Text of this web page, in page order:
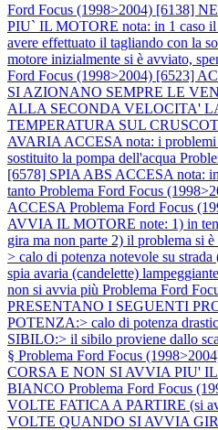
Ford Focus (1998>2004) [6138]
PIU` IL MOTORE nota: in 1 caso
avere effettuato il tagliando con la
motore inizialmente si è avviato,
Ford Focus (1998>2004) [6523]
SI AZIONANO SEMPRE LE
ALLA SECONDA VELOCITA'
TEMPERATURA SUL
AVARIA ACCESA nota: i problemi
sostituito la pompa dell'acqua
[6578] SPIA ABS ACCESA nota:
tanto Problema Ford Focus
ACCESA Problema Ford Focus
AVVIA IL MOTORE note: 1) in
gira ma non parte 2) il problema si
> calo di potenza notevole su
spia avaria (candelette)
non si avvia più Problema Ford
PRESENTANO I SEGUENTI
POTENZA:> calo di potenza
SIBILO:> il sibilo proviene dallo
§ Problema Ford Focus
CORSA E NON SI AVVIA PIU'
BIANCO Problema Ford Focus
VOLTE FATICA A PARTIRE (si
VOLTE QUANDO SI AVVIA